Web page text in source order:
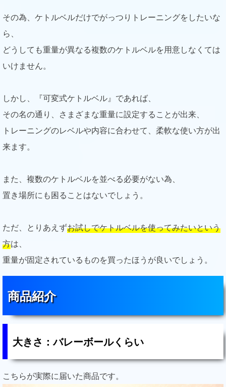
その為、ケトルベルだけでがっつりトレーニングをしたいな
ら、
どうしても重量が異なる複数のケトルベルを用意しなくては
いけません。
しかし、『可変式ケトルベル』であれば、
その名の通り、さまざまな重量に設定することが出来、
トレーニングのレベルや内容に合わせて、柔軟な使い方が出
来ます。
また、複数のケトルベルを並べる必要がない為、
置き場所にも困ることはないでしょう。
ただ、とりあえずお試しでケトルベルを使ってみたいという
方は、
重量が固定されているものを買ったほうが良いでしょう。
商品紹介
大きさ：バレーボールくらい
こちらが実際に届いた商品です。